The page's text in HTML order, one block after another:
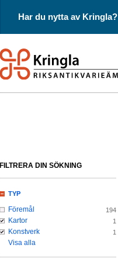
Har du nytta av Kringla?
FILTRERA DIN SÖKNING
TYP
Föremål 194
Kartor 1
Konstverk 1
Visa alla